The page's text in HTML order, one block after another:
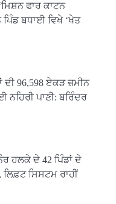
ਫਾਰ ਕਾਟਨ
ਪਿੰਡ ਬਧਾਈ ਵਿਖੇ ‘ਖੇਤ
96,598 ਏਕੜ ਜ਼ਮੀਨ
ਪਾਣੀ: ਬਰਿੰਦਰ
ਹਲਕੇ ਦੇ 42 ਪਿੰਡਾਂ ਦੇ
ਲਿਫ਼ਟ ਸਿਸਟਮ ਰਾਹੀਂ